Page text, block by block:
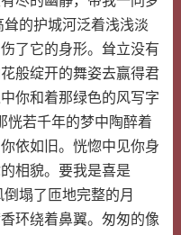
的护城河泛着浅浅淡
了它的身形。耸立没有
般绽开的舞姿去赢得君
你和着那绿色的风写字
恍若千年的梦中陶醉着
依如旧。恍惚中见你身
相貌。要我是喜是
塌了匝地完整的月
环绕着鼻翼。匆匆的像